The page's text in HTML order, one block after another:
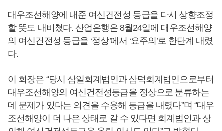
대우조선해양에 내준 여신건전성 등급을 다시 상향조정
할 뜻도 내비쳤다. 산업은행은 8월24일에 대우조선해양
의 여신건전성 등급을 ‘정상’에서 ‘요주의’로 한단계 내렸
다.
이 회장은 “당시 삼일회계법인과 삼덕회계법인으로부터
대우조선해양의 여신건전성등급을 정상으로 분류하는
데 문제가 있다는 의견을 수용해 등급을 내렸다”며 “대우
조선해양이 더 나은 상태로 갈 수 있다면 회계법인과 상